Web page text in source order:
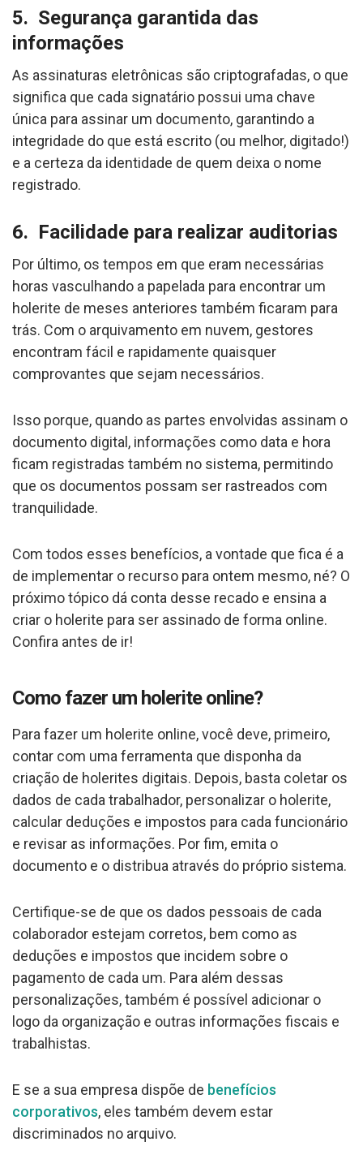
5. Segurança garantida das
informações
As assinaturas eletrônicas são criptografadas, o que
significa que cada signatário possui uma chave
única para assinar um documento, garantindo a
integridade do que está escrito (ou melhor, digitado!)
e a certeza da identidade de quem deixa o nome
registrado.
6. Facilidade para realizar auditorias
Por último, os tempos em que eram necessárias
horas vasculhando a papelada para encontrar um
holerite de meses anteriores também ficaram para
trás. Com o arquivamento em nuvem, gestores
encontram fácil e rapidamente quaisquer
comprovantes que sejam necessários.
Isso porque, quando as partes envolvidas assinam o
documento digital, informações como data e hora
ficam registradas também no sistema, permitindo
que os documentos possam ser rastreados com
tranquilidade.
Com todos esses benefícios, a vontade que fica é a
de implementar o recurso para ontem mesmo, né? O
próximo tópico dá conta desse recado e ensina a
criar o holerite para ser assinado de forma online.
Confira antes de ir!
Como fazer um holerite online?
Para fazer um holerite online, você deve, primeiro,
contar com uma ferramenta que disponha da
criação de holerites digitais. Depois, basta coletar os
dados de cada trabalhador, personalizar o holerite,
calcular deduções e impostos para cada funcionário
e revisar as informações. Por fim, emita o
documento e o distribua através do próprio sistema.
Certifique-se de que os dados pessoais de cada
colaborador estejam corretos, bem como as
deduções e impostos que incidem sobre o
pagamento de cada um. Para além dessas
personalizações, também é possível adicionar o
logo da organização e outras informações fiscais e
trabalhistas.
E se a sua empresa dispõe de benefícios
corporativos, eles também devem estar
discriminados no arquivo.